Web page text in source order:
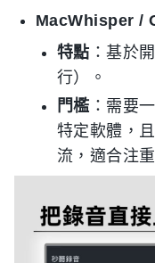
MacWhisper /
特點 ：基於
行）。
門檻 ：需要
特定軟體，
流，適合注